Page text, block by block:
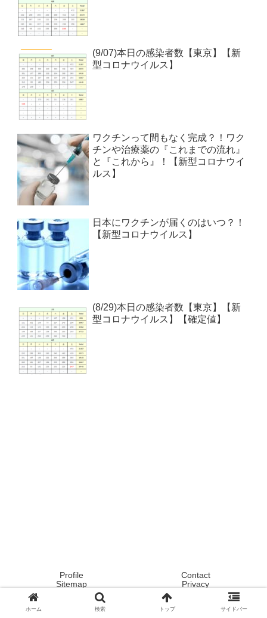
(9/07)本日の感染者数【東京】【新
型コロナウイルス】
ワクチンって間もなく完成？！ワク
チンや治療薬の『これまでの流れ』
と『これから』！【新型コロナウイ
ルス】
日本にワクチンが届くのはいつ？！
【新型コロナウイルス】
(8/29)本日の感染者数【東京】【新
型コロナウイルス】【確定値】
Profile
Contact
Sitemap
Privacy
Copyright © 2020 Tokyo ! Japan ! Life now ! All Rights Reserved.
ホーム 検索 トップ サイドバー